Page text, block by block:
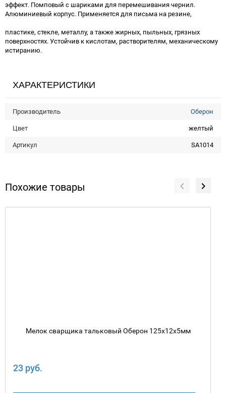
эффект. Помповый с шариками для перемешивания чернил.
Алюминиевый корпус. Применяется для письма на резине,
пластике, стекле, металлу, а также жирных, пыльных, грязных
поверхностях. Устойчив к кислотам, растворителям, механическому
истиранию.
ХАРАКТЕРИСТИКИ
Производитель Оберон
Цвет желтый
Артикул SA1014
Похожие товары
Мелок сварщика тальковый Оберон 125х12х5мм
23 руб.